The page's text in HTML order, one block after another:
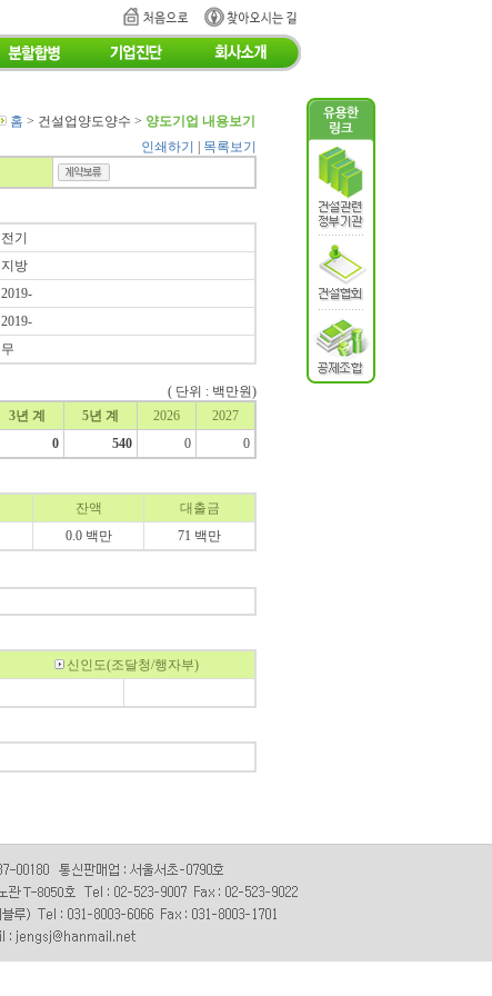
홈 > 건설업양도양수 > 양도기업 내용보기
인쇄하기
목록보기
전기
지방
2019-
2019-
무
( 단위 : 백만원)
3년 계 5년 계 2026
2027
0 540 0 0
잔액
대출금
0.0 백만 71 백만
신인도(조달청/행자부)